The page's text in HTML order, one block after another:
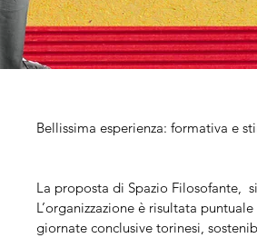
Bellissima esperienza: formativa e
La proposta di Spazio Filosofante,
L’organizzazione è risultata
giornate conclusive torinesi,